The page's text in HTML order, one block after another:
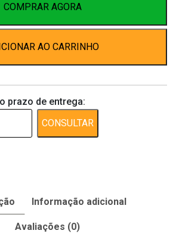
COMPRAR AGORA
AO CARRINHO
prazo de entrega:
CONSULTAR
Informação adicional
Avaliações (0)